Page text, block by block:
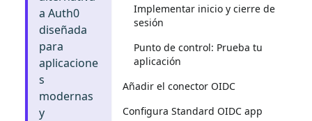
a Auth0
diseñada
para
aplicacione
s
modernas
y
Implementar inicio y cierre de
sesión
Punto de control: Prueba tu
aplicación
Añadir el conector OIDC
Configura Standard OIDC app